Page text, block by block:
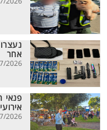
אחר
19/7/2026 פלאשנט
פנאי
18/7/2026